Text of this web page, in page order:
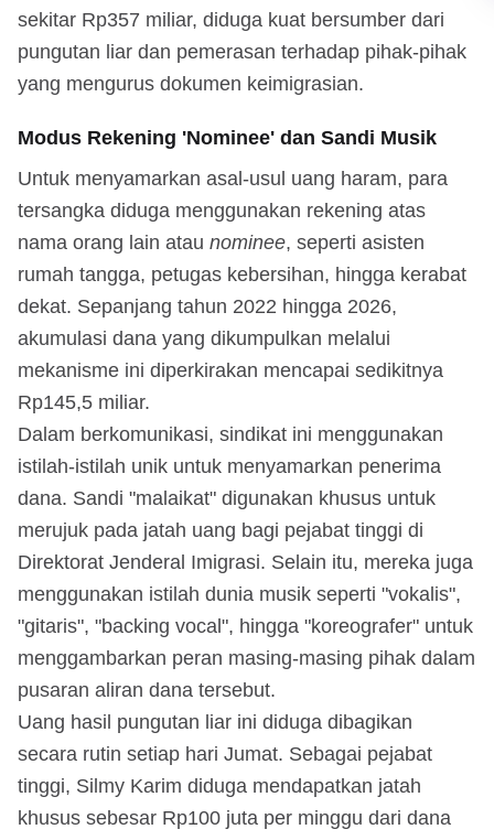
sekitar Rp357 miliar, diduga kuat bersumber dari
pungutan liar dan pemerasan terhadap pihak-pihak
yang mengurus dokumen keimigrasian.
Modus Rekening 'Nominee' dan Sandi Musik
Untuk menyamarkan asal-usul uang haram, para
tersangka diduga menggunakan rekening atas
nama orang lain atau nominee, seperti asisten
rumah tangga, petugas kebersihan, hingga kerabat
dekat. Sepanjang tahun 2022 hingga 2026,
akumulasi dana yang dikumpulkan melalui
mekanisme ini diperkirakan mencapai sedikitnya
Rp145,5 miliar.
Dalam berkomunikasi, sindikat ini menggunakan
istilah-istilah unik untuk menyamarkan penerima
dana. Sandi "malaikat" digunakan khusus untuk
merujuk pada jatah uang bagi pejabat tinggi di
Direktorat Jenderal Imigrasi. Selain itu, mereka juga
menggunakan istilah dunia musik seperti "vokalis",
"gitaris", "backing vocal", hingga "koreografer" untuk
menggambarkan peran masing-masing pihak dalam
pusaran aliran dana tersebut.
Uang hasil pungutan liar ini diduga dibagikan
secara rutin setiap hari Jumat. Sebagai pejabat
tinggi, Silmy Karim diduga mendapatkan jatah
khusus sebesar Rp100 juta per minggu dari dana